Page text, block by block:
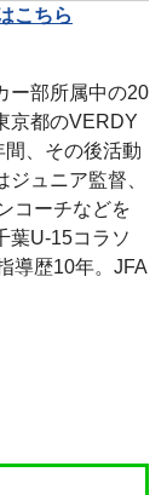
こちら
ー部所属中の20
京都のVERDY
、その後活動
ュニア監督、
コーチなどを
葉U-15コラソ
導歴10年。JFA